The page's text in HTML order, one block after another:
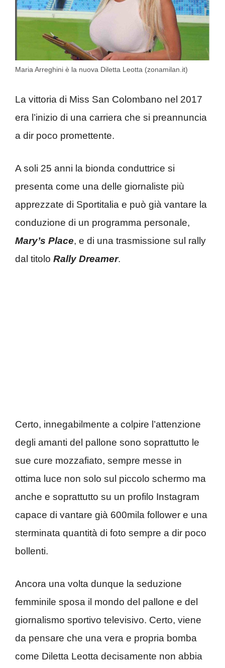
Maria Arreghini è la nuova Diletta Leotta (zonamilan.it)
La vittoria di Miss San Colombano nel 2017
era l’inizio di una carriera che si preannuncia
a dir poco promettente.
A soli 25 anni la bionda conduttrice si
presenta come una delle giornaliste più
apprezzate di Sportitalia e può già vantare la
conduzione di un programma personale,
Mary’s Place, e di una trasmissione sul rally
dal titolo Rally Dreamer.
Certo, innegabilmente a colpire l’attenzione
degli amanti del pallone sono soprattutto le
sue cure mozzafiato, sempre messe in
ottima luce non solo sul piccolo schermo ma
anche e soprattutto su un profilo Instagram
capace di vantare già 600mila follower e una
sterminata quantità di foto sempre a dir poco
bollenti.
Ancora una volta dunque la seduzione
femminile sposa il mondo del pallone e del
giornalismo sportivo televisivo. Certo, viene
da pensare che una vera e propria bomba
come Diletta Leotta decisamente non abbia